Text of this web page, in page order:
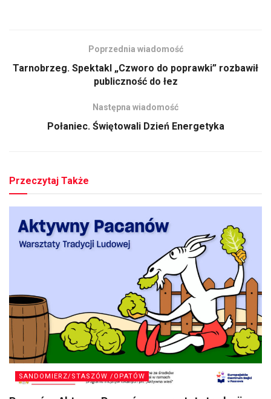
Poprzednia wiadomość
Tarnobrzeg. Spektakl „Czworo do poprawki” rozbawił
publiczność do łez
Następna wiadomość
Połaniec. Świętowali Dzień Energetyka
Przeczytaj Także
SANDOMIERZ/STASZÓW /OPATÓW